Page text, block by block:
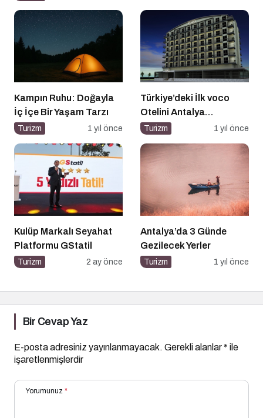
Kampın Ruhu: Doğayla
İç İçe Bir Yaşam Tarzı
Turizm 1 yıl önce
Türkiye’deki İlk voco
Otelini Antalya
Konyaaltı’nda Açıyor
Turizm 1 yıl önce
Kulüp Markalı Seyahat
Platformu GStatil
Turizm 2 ay önce
Antalya’da 3 Günde
Gezilecek Yerler
Turizm 1 yıl önce
Bir Cevap Yaz
E-posta adresiniz yayınlanmayacak. Gerekli alanlar* ile
işaretlenmişlerdir
Yorumunuz *